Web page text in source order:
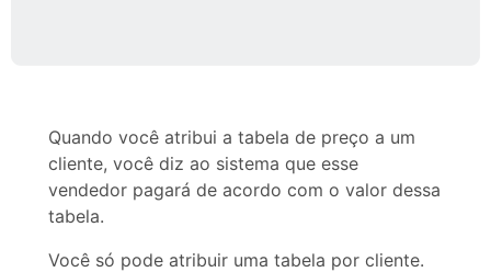
Quando você atribui a tabela de preço a um
cliente, você diz ao sistema que esse
vendedor pagará de acordo com o valor dessa
tabela.
Você só pode atribuir uma tabela por cliente.